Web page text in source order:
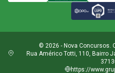
© 2026 - Nova Concursos.
Rua Américo Totti, 110, Bairro
https://